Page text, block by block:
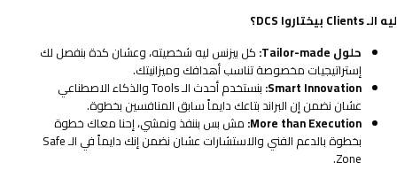
ليه الـ Clients بيختاروا DCS؟
حلول Tailor-made:
كل بيزنس ليه شخصيته، وعشان كدة بنفصل لك
إستراتيجيات مخصوصة تناسب أهدافك وميزانيتك.
Smart Innovation:
بنستخدم أحدث الـ Tools والذكاء الاصطناعي
عشان نضمن إن البراند بتاعك دايماً سابق المنافسين بخطوة.
More than Execution: مش بس بننفذ ونمشي، إحنا معاك خطوة
بخطوة بالدعم الفني والاستشارات عشان نضمن إنك دايماً في الـ Safe
Zone.